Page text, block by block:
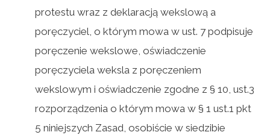
protestu wraz z deklaracją wekslową a
poręczyciel, o którym mowa w ust. 7 podpisuje
poręczenie wekslowe, oświadczenie
poręczyciela weksla z poręczeniem
wekslowym i oświadczenie zgodne z § 10, ust.3
rozporządzenia o którym mowa w § 1 ust.1 pkt
5 niniejszych Zasad, osobiście w siedzibie